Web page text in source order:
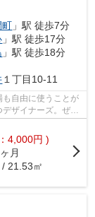
町 」駅 徒歩7分
」駅 徒歩17分
」駅 徒歩18分
１丁目10-11
も自由に使うことが
ザイナーズ。ぜひ
4,000円 )
月
21.53㎡